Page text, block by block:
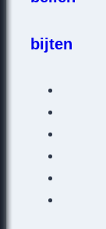
bijten